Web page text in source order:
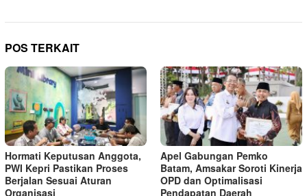
POS TERKAIT
Hormati Keputusan Anggota,
PWI Kepri Pastikan Proses
Berjalan Sesuai Aturan
Organisasi
Apel Gabungan Pemko
Batam, Amsakar Soroti Kinerja
OPD dan Optimalisasi
Pendapatan Daerah